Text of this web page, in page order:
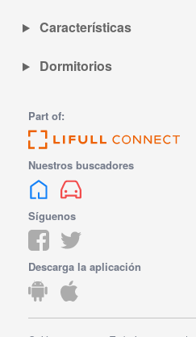
Características
Dormitorios
Part of:
Nuestros buscadores
Síguenos
Descarga la aplicación